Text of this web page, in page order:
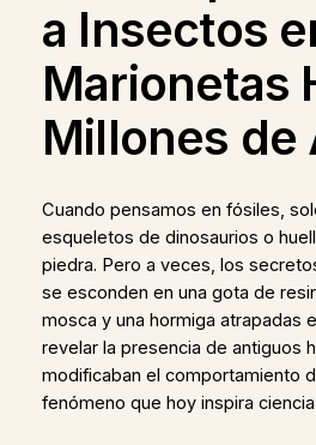
a Insectos
Marionetas
Millones de
Cuando pensamos en fósiles,
esqueletos de dinosaurios o
piedra. Pero a veces, los
se esconden en una gota de
mosca y una hormiga atrapadas
revelar la presencia de antiguos
modificaban el comportamiento
fenómeno que hoy inspira